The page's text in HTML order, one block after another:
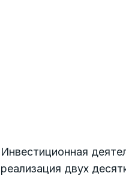
Инвестиционная
реализация двух